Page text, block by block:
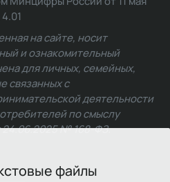
файлы
на сайте, носит
и ознакомительный
для личных, семейных,
связанных с
деятельности
по смыслу
24.06.2025 № 168-ФЗ.